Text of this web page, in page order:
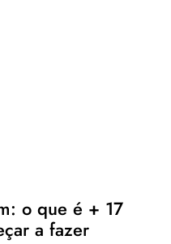
o que é + 17
a fazer